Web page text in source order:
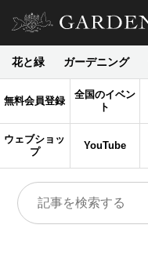
花と緑 ガーデニング
無料会員登録
全国のイベン
ト
ウェブショッ
プ
YouTube